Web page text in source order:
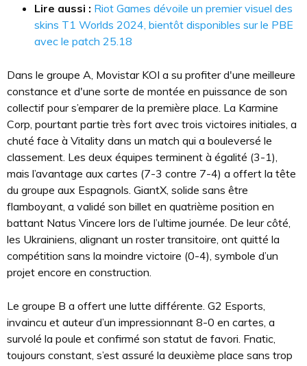
Lire aussi : Riot Games dévoile un premier visuel des
skins T1 Worlds 2024, bientôt disponibles sur le PBE
avec le patch 25.18
Dans le groupe A, Movistar KOI a su profiter d'une meilleure
constance et d'une sorte de montée en puissance de son
collectif pour s’emparer de la première place. La Karmine
Corp, pourtant partie très fort avec trois victoires initiales, a
chuté face à Vitality dans un match qui a bouleversé le
classement. Les deux équipes terminent à égalité (3-1),
mais l’avantage aux cartes (7-3 contre 7-4) a offert la tête
du groupe aux Espagnols. GiantX, solide sans être
flamboyant, a validé son billet en quatrième position en
battant Natus Vincere lors de l’ultime journée. De leur côté,
les Ukrainiens, alignant un roster transitoire, ont quitté la
compétition sans la moindre victoire (0-4), symbole d’un
projet encore en construction.
Le groupe B a offert une lutte différente. G2 Esports,
invaincu et auteur d’un impressionnant 8-0 en cartes, a
survolé la poule et confirmé son statut de favori. Fnatic,
toujours constant, s’est assuré la deuxième place sans trop